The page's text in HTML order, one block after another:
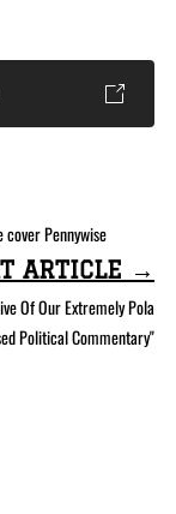
Pennywise
ARTICLE →
Of Our Extremely Pola
Political Commentary"